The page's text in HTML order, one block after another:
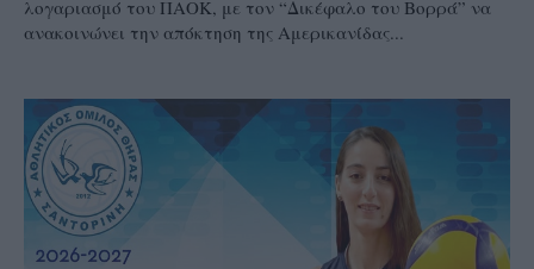
λογαριασμό του ΠΑΟΚ, με τον “Δικέφαλο του Βορρά” να
ανακοινώνει την απόκτηση της Αμερικανίδας...